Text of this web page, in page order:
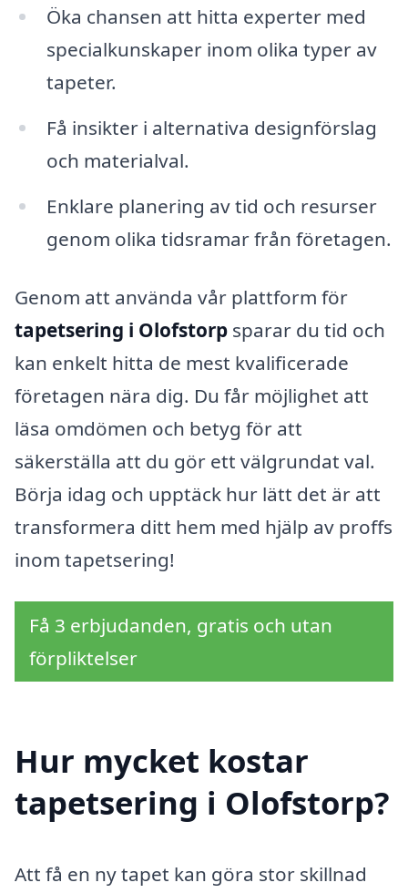
Öka chansen att hitta experter med
specialkunskaper inom olika typer av
tapeter.
Få insikter i alternativa designförslag
och materialval.
Enklare planering av tid och resurser
genom olika tidsramar från företagen.
Genom att använda vår plattform för
tapetsering i Olofstorp sparar du tid och
kan enkelt hitta de mest kvalificerade
företagen nära dig. Du får möjlighet att
läsa omdömen och betyg för att
säkerställa att du gör ett välgrundat val.
Börja idag och upptäck hur lätt det är att
transformera ditt hem med hjälp av proffs
inom tapetsering!
Få 3 erbjudanden, gratis och utan
förpliktelser
Hur mycket kostar
tapetsering i Olofstorp?
Att få en ny tapet kan göra stor skillnad